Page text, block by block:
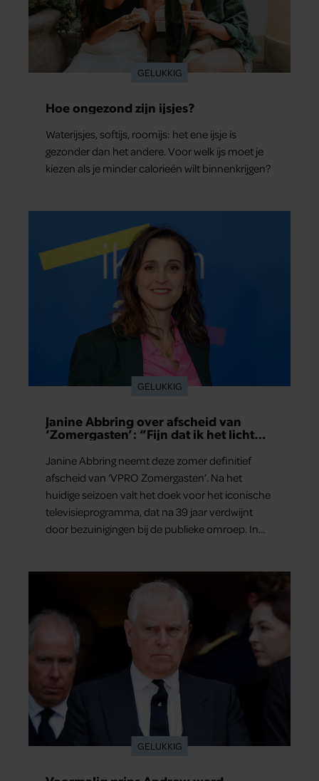
partners kunnen deze gegevens combineren met andere
informatie die u aan ze heeft verstrekt of die ze hebben
verzameld op basis van uw gebruik van hun services. U
gaat akkoord met onze cookies als u onze website blijft
GELUKKIG
Hoe ongezond zijn ijsjes?
Waterijsjes, softijs, roomijs: het ene ijsje is
gezonder dan het andere. Voor welk ijs moet je
kiezen als je minder calorieën wilt binnenkrijgen?
GELUKKIG
Janine Abbring over afscheid van
‘Zomergasten’: “Fijn dat ik het licht
Janine Abbring neemt deze zomer definitief
afscheid van ‘VPRO Zomergasten’. Na het
huidige seizoen valt het doek voor het iconische
televisieprogramma, dat na 39 jaar verdwijnt
door bezuinigingen bij de publieke omroep. In
Hoewel ze uitkijkt naar de laatste reeks, vindt ze
het ook verdrietig dat een televisieklassieker
verdwijnt.
GELUKKIG